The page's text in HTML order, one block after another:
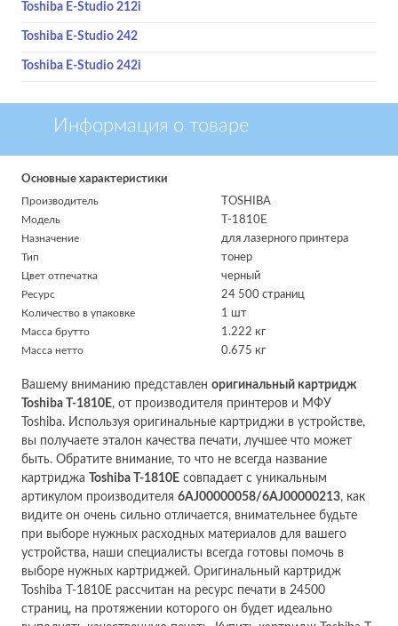
Toshiba E-Studio 212i
Toshiba E-Studio 242
Toshiba E-Studio 242i
Информация о товаре
Основные характеристики
TOSHIBA
Производитель
T-1810E
Модель
для лазерного принтера
Назначение
тонер
Тип
черный
Цвет отпечатка
24 500 страниц
Ресурс
1 шт
Количество в упаковке
1.222 кг
Масса брутто
0.675 кг
Масса нетто
Вашему вниманию представлен оригинальный картридж
Toshiba T-1810E, от производителя принтеров и МФУ
Toshiba. Используя оригинальные картриджи в устройстве,
вы получаете эталон качества печати, лучшее что может
быть. Обратите внимание, то что не всегда название
картриджа
Toshiba T-1810E совпадает с уникальным
артикулом производителя 6AJ00000058/6AJ00000213, как
видите он очень сильно отличается, внимательнее будьте
при выборе нужных расходных материалов для вашего
устройства, наши специалисты всегда готовы помочь в
выборе нужных картриджей. Оригинальный картридж
Toshiba T-1810E рассчитан на ресурс печати в 24500
страниц, на протяжении которого он будет идеально